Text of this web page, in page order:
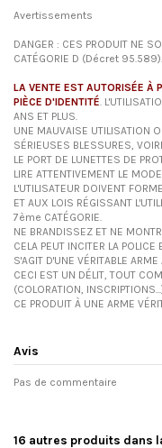
Avertissements
DANGER : CES PRODUIT NE
CATÉGORIE D (Décret 95.589).
LA VENTE EST AUTORISÉE À
PIÈCE D'IDENTITÉ .
ANS ET PLUS.
UNE MAUVAISE UTILISATION
SÉRIEUSES BLESSURES,
LE PORT DE LUNETTES DE
LIRE ATTENTIVEMENT LE
L'UTILISATEUR DOIVENT
ET AUX LOIS RÉGISSANT
7ème CATÉGORIE.
NE BRANDISSEZ ET NE
CELA PEUT INCITER LA
S'AGIT D'UNE VÉRITABLE ARME
CECI EST UN DÉLIT, TOUT
(COLORATION,
CE PRODUIT À UNE ARME
Avis
Pas de commentaire
16 autres produits dans